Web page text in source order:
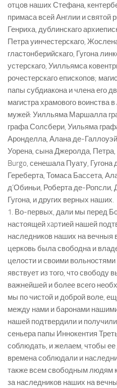
отцов наших Стефана,
примаса всей Англии и святой
Генриха, дублинскаго
Петра уинчестерскаго,
гластонберийскаго, Гугона
устерскаго, Уилльямса
рочестерскаго епископов;
папы субдиакона и члена его
магистра храмового воинства
мужей: Уилльяма Маршалла
графа Солсбери, Уильяма
Аронделла, Алана де-
Уорена, сына Джеролда,
Burgo, сенешала Пуату,
Гереберта, Томаса Бассета,
д’Обиньи, Роберта де-
Гугона, и других верных наших.
1. Во-первых, дали мы перед
настоящей xapтией нашей
наследников наших на вечныя
церковь была свободна и
целости и своими
явствует из того, что свободу
важнейшей и более всего
мы по чистой и доброй воле,
между нами и баронами
нашей подтвердили и
сеньера папы Иннокентия
соблюдать, и желаем, чтобы
времена соблюдали и
также всем свободным людям
за наследников наших на